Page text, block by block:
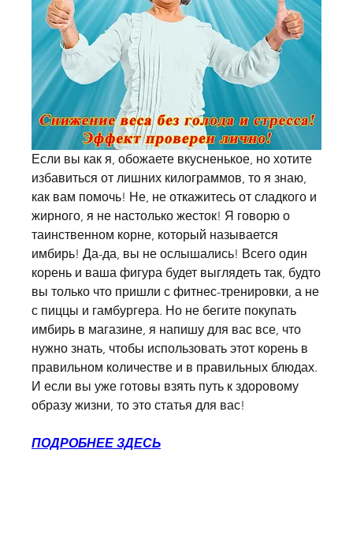
Если вы как я, обожаете вкусненькое, но хотите
избавиться от лишних килограммов, то я знаю,
как вам помочь! Не, не откажитесь от сладкого и
жирного, я не настолько жесток! Я говорю о
таинственном корне, который называется
имбирь! Да-да, вы не ослышались! Всего один
корень и ваша фигура будет выглядеть так, будто
вы только что пришли с фитнес-тренировки, а не
с пиццы и гамбургера. Но не бегите покупать
имбирь в магазине, я напишу для вас все, что
нужно знать, чтобы использовать этот корень в
правильном количестве и в правильных блюдах.
И если вы уже готовы взять путь к здоровому
образу жизни, то это статья для вас!
ПОДРОБНЕЕ ЗДЕСЬ